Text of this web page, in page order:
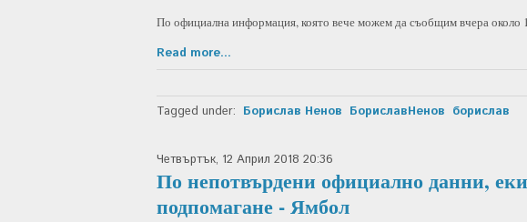
По официална информация, която вече можем да съобщим вчера около
Read more...
Tagged under: Борислав Ненов БориславНенов борислав
Четвъртък, 12 Април 2018 20:36
По непотвърдени официално данни,
подпомагане - Ямбол